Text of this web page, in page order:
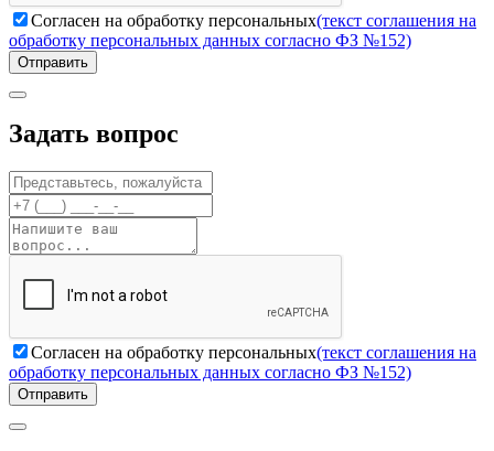
Согласен на обработку персональных(текст соглашения на
обработку персональных данных согласно ФЗ №152)
Отправить
Задать вопрос
Согласен на обработку персональных(текст соглашения на
обработку персональных данных согласно ФЗ №152)
Отправить